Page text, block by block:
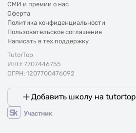
СМИ и премии о нас
Оферта
Политика конфиденциальности
Пользовательское соглашение
Написать в тех.поддержку
TutorTop
ИНН: 7707446755
ОГРН: 1207700476092
Добавить школу на tutortop